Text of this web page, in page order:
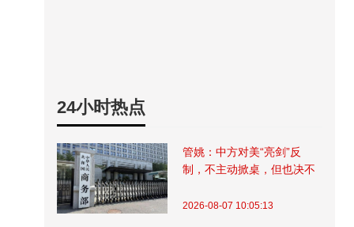
24小时热点
管姚：中方对美“亮剑”反
制，不主动掀桌，但也决不
2026-08-07 10:05:13